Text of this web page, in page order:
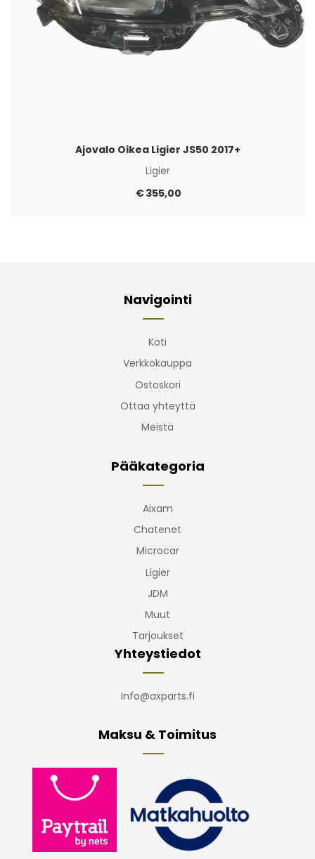
Ajovalo Oikea Ligier JS50 2017+
Ligier
€355,00
Navigointi
Koti
Verkkokauppa
Ostoskori
Ottaa yhteyttä
Meistä
Pääkategoria
Aixam
Chatenet
Microcar
Ligier
JDM
Muut
Tarjoukset
Yhteystiedot
Info@axparts.fi
Maksu & Toimitus